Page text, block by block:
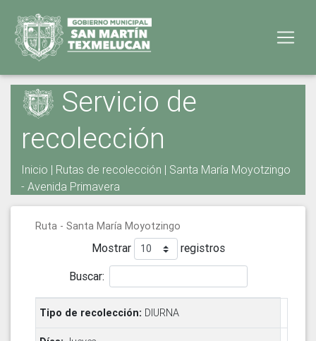
Servicio de
recolección
Inicio | Rutas de recolección | Santa María Moyotzingo
- Avenida Primavera
Ruta - Santa María Moyotzingo
Mostrar
registros
Buscar:
DIURNA